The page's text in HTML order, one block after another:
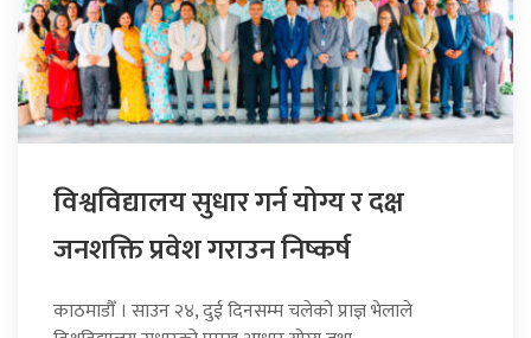
विश्वविद्यालय सुधार गर्न योग्य र दक्ष
जनशक्ति प्रवेश गराउन निष्कर्ष
काठमाडौँ । साउन २४, दुई दिनसम्म चलेको प्राज्ञ भेलाले